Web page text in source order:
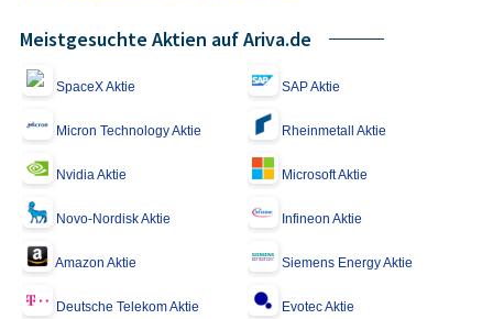
Meistgesuchte Aktien auf Ariva.de
SpaceX Aktie SAP Aktie
Micron Technology Aktie Rheinmetall Aktie
Nvidia Aktie Microsoft Aktie
Novo-Nordisk Aktie Infineon Aktie
Amazon Aktie Siemens Energy Aktie
Deutsche Telekom Aktie Evotec Aktie